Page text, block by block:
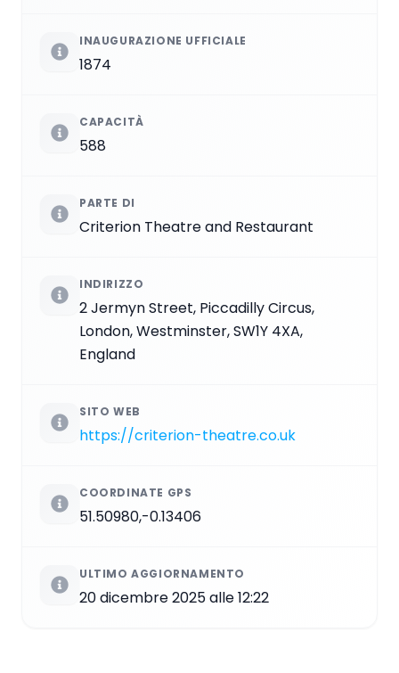
INAUGURAZIONE UFFICIALE
1874
CAPACITÀ
588
PARTE DI
Criterion Theatre and Restaurant
INDIRIZZO
2 Jermyn Street, Piccadilly Circus,
London, Westminster, SW1Y 4XA,
England
SITO WEB
https://criterion-theatre.co.uk
COORDINATE GPS
51.50980,-0.13406
ULTIMO AGGIORNAMENTO
20 dicembre 2025 alle 12:22